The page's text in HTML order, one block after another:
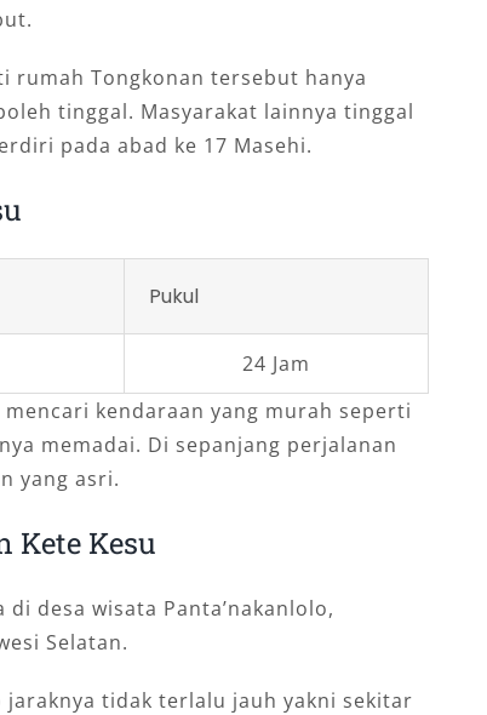
rumah Tongkonan tersebut hanya
tinggal. Masyarakat lainnya tinggal
pada abad ke 17 Masehi.
Pukul
24 Jam
kendaraan yang murah seperti
memadai. Di sepanjang perjalanan
yang asri.
Kete Kesu
desa wisata Panta’nakanlolo,
Selatan.
tidak terlalu jauh yakni sekitar